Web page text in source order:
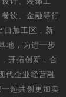
饮、金融等行
口加工区，新
地，为进一步
开拓创新，合
代企业经营融
起共创更加美